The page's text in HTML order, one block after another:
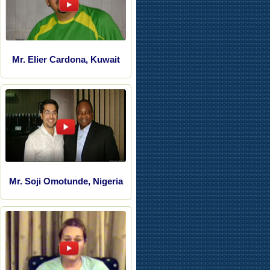
Mr. Elier Cardona, Kuwait
Mr. Soji Omotunde, Nigeria